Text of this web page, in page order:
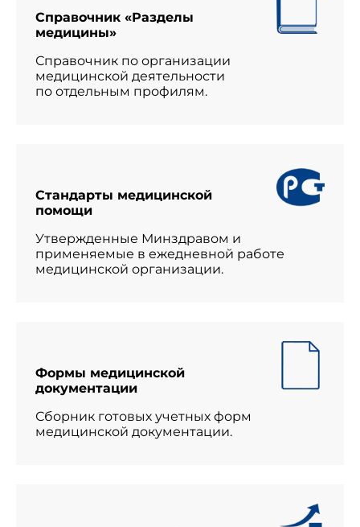
Справочник «Разделы
медицины»
Справочник по организации
медицинской деятельности
по отдельным профилям.
Стандарты медицинской
помощи
Утвержденные Минздравом и
применяемые в ежедневной работе
медицинской организации.
Формы медицинской
документации
Сборник готовых учетных форм
медицинской документации.